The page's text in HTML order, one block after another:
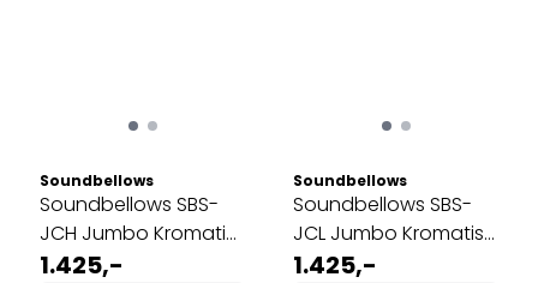
Soundbellows
Soundbellows SBS-
JCH Jumbo Kromatisk
utvidelsessett Høy
1.425,-
Soundbellows
Soundbellows SBS-
JCL Jumbo Kromatisk
utvidelsessett Lav
1.425,-